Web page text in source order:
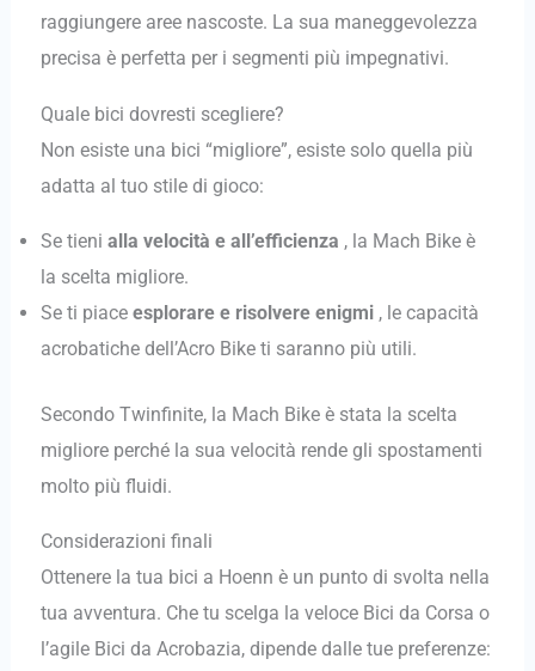
raggiungere aree nascoste. La sua maneggevolezza
precisa è perfetta per i segmenti più impegnativi.
Quale bici dovresti scegliere?
Non esiste una bici “migliore”, esiste solo quella più
adatta al tuo stile di gioco:
Se tieni alla velocità e all’efficienza , la Mach Bike è
la scelta migliore.
Se ti piace esplorare e risolvere enigmi, le capacità
acrobatiche dell’Acro Bike ti saranno più utili.
Secondo Twinfinite, la Mach Bike è stata la scelta
migliore perché la sua velocità rende gli spostamenti
molto più fluidi.
Considerazioni finali
Ottenere la tua bici a Hoenn è un punto di svolta nella
tua avventura. Che tu scelga la veloce Bici da Corsa o
l’agile Bici da Acrobazia, dipende dalle tue preferenze: